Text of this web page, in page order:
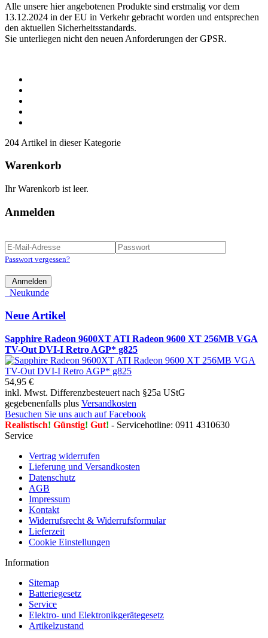
Alle unsere hier angebotenen Produkte sind erstmalig vor dem
13.12.2024 in der EU in Verkehr gebracht worden und entsprechen
den aktuellen Sicherheitsstandards.
Sie unterliegen nicht den neuen Anforderungen der GPSR.
204 Artikel in dieser Kategorie
Warenkorb
Ihr Warenkorb ist leer.
Anmelden
Passwort vergessen?
Anmelden
Neukunde
Neue Artikel
Sapphire Radeon 9600XT ATI Radeon 9600 XT 256MB VGA
TV-Out DVI-I Retro AGP* g825
54,95 €
inkl. Mwst. Differenzbesteuert nach §25a UStG
gegebenenfalls plus Versandkosten
Besuchen Sie uns auch auf Facebook
Realistisch! Günstig! Gut! - Servicehotline: 0911 4310630
Service
Vertrag widerrufen
Lieferung und Versandkosten
Datenschutz
AGB
Impressum
Kontakt
Widerrufsrecht & Widerrufsformular
Lieferzeit
Cookie Einstellungen
Information
Sitemap
Batteriegesetz
Service
Elektro- und Elektronikgerätegesetz
Artikelzustand